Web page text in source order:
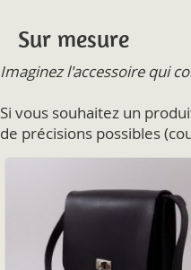
Sur mesure
Imaginez l'accessoire qui
Si vous souhaitez un
de précisions possibles